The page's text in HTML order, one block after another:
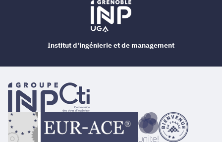
Institut d'ingénierie et de management